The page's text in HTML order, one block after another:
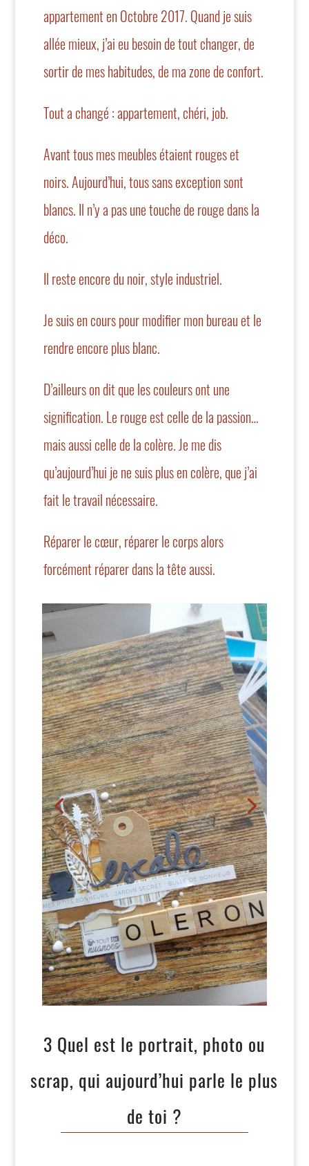
appartement en Octobre 2017. Quand je suis
allée mieux, j’ai eu besoin de tout changer, de
sortir de mes habitudes, de ma zone de confort.
Tout a changé : appartement, chéri, job.
Avant tous mes meubles étaient rouges et
noirs. Aujourd’hui, tous sans exception sont
blancs. Il n’y a pas une touche de rouge dans la
déco.
Il reste encore du noir, style industriel.
Je suis en cours pour modifier mon bureau et le
rendre encore plus blanc.
D’ailleurs on dit que les couleurs ont une
signification. Le rouge est celle de la passion…
mais aussi celle de la colère. Je me dis
qu’aujourd’hui je ne suis plus en colère, que j’ai
fait le travail nécessaire.
Réparer le cœur, réparer le corps alors
forcément réparer dans la tête aussi.
3 Quel est le portrait, photo ou
scrap, qui aujourd’hui parle le plus
de toi ?